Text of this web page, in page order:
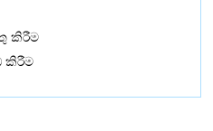
කිරීම
කිරීම